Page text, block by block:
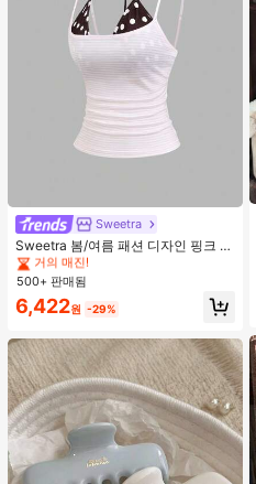
Sweetra
Sweetra 봄/여름 패션 디자인 핑크 스
트라이프 브라운 폴카 도트 스파게티
스트랩 2 In 1 스위트 걸리시 비치 로
맨틱 휴가 스타일 여성용 캐미 탱크 탑
#3 TOP 3위
에서 쁘띠 스타일 여성 상의, 블라우스 & 티
거의 매진!
#3 TOP 3위
에서 쁘띠 스타일 여성 상의, 블라우스 & 티
거의 매진!
#3 TOP 3위
에서 쁘띠 스타일 여성 상의, 블라우스 & 티
거의 매진!
#3 TOP 3위
거의 매진!
500+ 판매됨
6,422원 -29%